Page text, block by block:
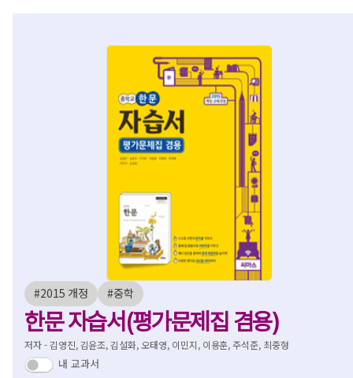
#2015 개정 #중학
한문 자습서(평가문제집 겸용)
저자 - 김영진, 김윤조, 김설화, 오태영, 이민지, 이용훈, 주석준, 최중형
내 교과서